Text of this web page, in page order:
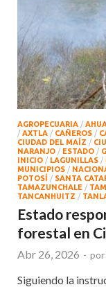
AGROPECUARIA /
/ AXTLA / CAÑEROS /
CIUDAD DEL MAÍZ /
NARANJO / ESTADO /
INICIO / LAGUNILLAS /
MUNICIPIOS /
POTOSÍ / SANTA
TAMAZUNCHALE /
TANCANHUITZ /
Estado
forestal en
Abr 26, 2026 - por
Siguiendo la